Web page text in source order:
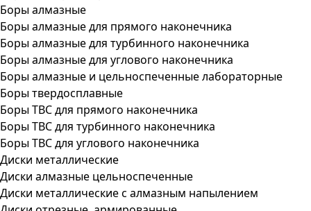
Боры алмазные
Боры алмазные для прямого наконечника
Боры алмазные для турбинного наконечника
Боры алмазные для углового наконечника
Боры алмазные и цельноспеченные лабораторные
Боры твердосплавные
Боры ТВС для прямого наконечника
Боры ТВС для турбинного наконечника
Боры ТВС для углового наконечника
Диски металлические
Диски алмазные цельноспеченные
Диски металлические с алмазным напылением